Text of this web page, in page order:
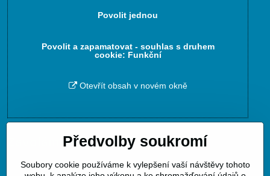
Povolit jednou
Povolit a zapamatovat - souhlas s druhem
cookie: Funkční
Otevřít obsah v novém okně
Zavoláme Vám zpět
Předvolby soukromí
Soubory cookie používáme k vylepšení vaší návštěvy tohoto